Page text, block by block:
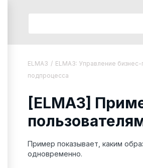
ELMA3 / ELMA3: Управление
подпроцесса
[ELMA3]
Пример показывает, каким
одновременно.